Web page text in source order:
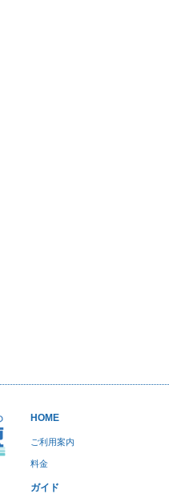
HOME
ご利用案内
料金
ガイド